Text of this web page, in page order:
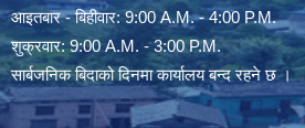
आइतबार - बिहीवार: 9:00 A.M. - 4:00 P.M.
शुक्रवार: 9:00 A.M. - 3:00 P.M.
सार्बजनिक बिदाको दिनमा कार्यालय बन्द रहने छ ।